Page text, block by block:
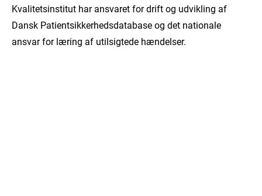
Kvalitetsinstitut har ansvaret for drift og udvikling af
Dansk Patientsikkerhedsdatabase og det nationale
ansvar for læring af utilsigtede hændelser.